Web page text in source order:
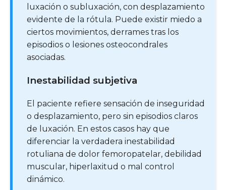
luxación o subluxación, con desplazamiento
evidente de la rótula. Puede existir miedo a
ciertos movimientos, derrames tras los
episodios o lesiones osteocondrales
asociadas.
Inestabilidad subjetiva
El paciente refiere sensación de inseguridad
o desplazamiento, pero sin episodios claros
de luxación. En estos casos hay que
diferenciar la verdadera inestabilidad
rotuliana de dolor femoropatelar, debilidad
muscular, hiperlaxitud o mal control
dinámico.